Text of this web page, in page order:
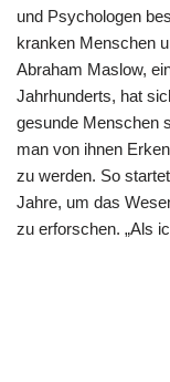
und Psychologen
kranken Menschen
Abraham Maslow,
Jahrhunderts, hat
gesunde Menschen
man von ihnen
zu werden. So
Jahre, um das
zu erforschen. „Als